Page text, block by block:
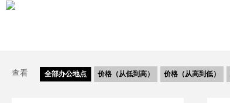
查看 全部办公地点 价格（从低到高） 价格（从高到低）